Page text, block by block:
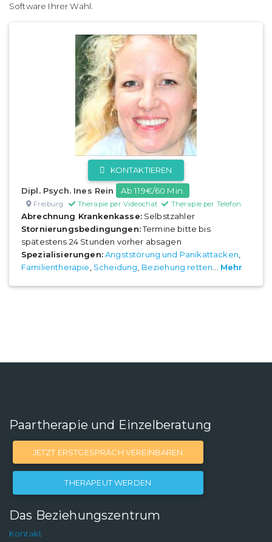
Software Ihrer Wahl.
KONTAKTIEREN
Dipl. Psych. Ines Rein Ab 119€/60 Min.
Freiburg Therapie per Videochat Therapie per Telefon
Abrechnung Krankenkasse:Selbstzahler
Stornierungsbedingungen:Termine bitte bis
spätestens 24 Stunden vorher absagen
Spezialisierungen:Angststörung und Panikattacken
Familientherapie Scheidung Beziehung retten Mehr
Paartherapie und Einzelberatung
JETZT ERSTGESPRÄCH VEREINBAREN
THERAPEUT WERDEN
Das Beziehungszentrum
Kontakt